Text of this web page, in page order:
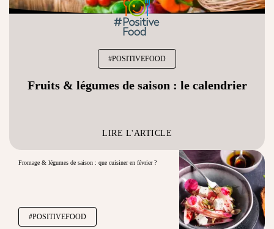
#POSITIVEFOOD
Fruits & légumes de saison : le calendrier
LIRE L'ARTICLE
Fromage & légumes de saison : que cuisiner en février ?
#POSITIVEFOOD